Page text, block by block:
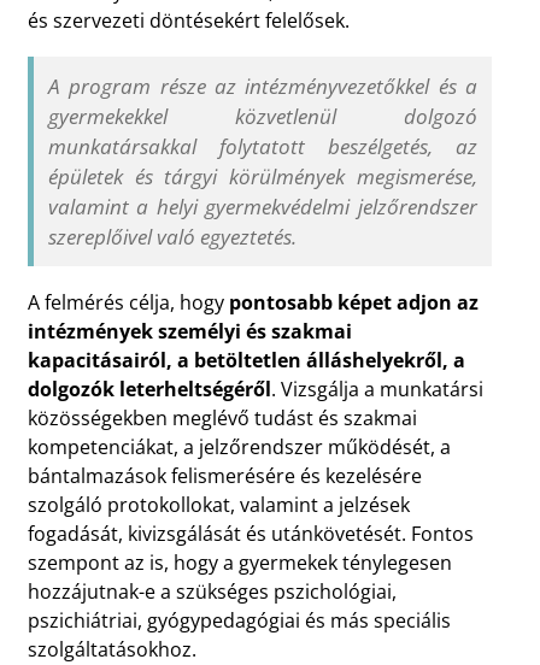
és szervezeti döntésekért felelősek.
A program része az intézményvezetőkkel és a
gyermekekkel közvetlenül dolgozó
munkatársakkal folytatott beszélgetés, az
épületek és tárgyi körülmények megismerése,
valamint a helyi gyermekvédelmi jelzőrendszer
szereplőivel való egyeztetés.
A felmérés célja, hogy pontosabb képet adjon az
intézmények személyi és szakmai
kapacitásairól, a betöltetlen álláshelyekről, a
dolgozók leterheltségéről. Vizsgálja a munkatársi
közösségekben meglévő tudást és szakmai
kompetenciákat, a jelzőrendszer működését, a
bántalmazások felismerésére és kezelésére
szolgáló protokollokat, valamint a jelzések
fogadását, kivizsgálását és utánkövetését. Fontos
szempont az is, hogy a gyermekek ténylegesen
hozzájutnak-e a szükséges pszichológiai,
pszichiátriai, gyógypedagógiai és más speciális
szolgáltatásokhoz.